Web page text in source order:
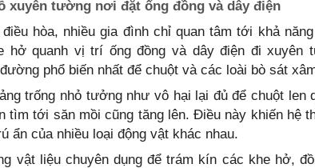
xuyên tường nơi đặt ống đồng và dây điện
hòa, nhiều gia đình chỉ quan tâm tới khả
hở quanh vị trí ống đồng và dây điện đi xuyên
phổ biến nhất để chuột và các loài bò sát
trống nhỏ tưởng như vô hại lại đủ để chuột len
tìm tới săn mồi cũng tăng lên. Điều này khiến hệ
ẩn của nhiều loại động vật khác nhau.
vật liệu chuyên dụng để trám kín các khe hở,